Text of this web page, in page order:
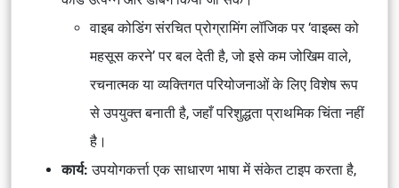
वाइब कोडिंग संरचित प्रोग्रामिंग लॉजिक पर ‘वाइब्स को
महसूस करने’ पर बल देती है, जो इसे कम जोखिम वाले,
रचनात्मक या व्यक्तिगत परियोजनाओं के लिए विशेष रूप
से उपयुक्त बनाती है, जहाँ परिशुद्धता प्राथमिक चिंता नहीं
है।
कार्य:उपयोगकर्त्ता एक साधारण भाषा में संकेत टाइप करता है,